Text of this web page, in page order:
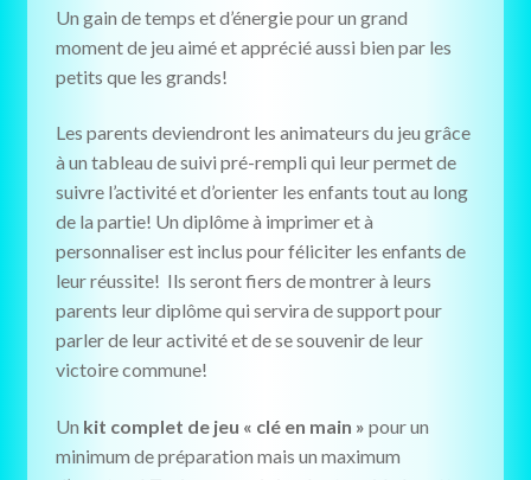
Un gain de temps et d’énergie pour un grand
moment de jeu aimé et apprécié aussi bien par les
petits que les grands!
Les parents deviendront les animateurs du jeu grâce
à un tableau de suivi pré-rempli qui leur permet de
suivre l’activité et d’orienter les enfants tout au long
de la partie! Un diplôme à imprimer et à
personnaliser est inclus pour féliciter les enfants de
leur réussite! Ils seront fiers de montrer à leurs
parents leur diplôme qui servira de support pour
parler de leur activité et de se souvenir de leur
victoire commune!
Un kit complet de jeu « clé en main » pour un
minimum de préparation mais un maximum